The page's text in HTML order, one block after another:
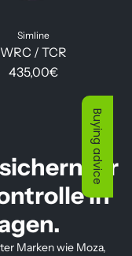
Simline
WRC / TCR
435,00€
dir
in
Marken wie Moza,
Buying advice